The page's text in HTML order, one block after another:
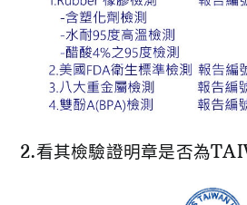
2.看其檢驗證明章是否為